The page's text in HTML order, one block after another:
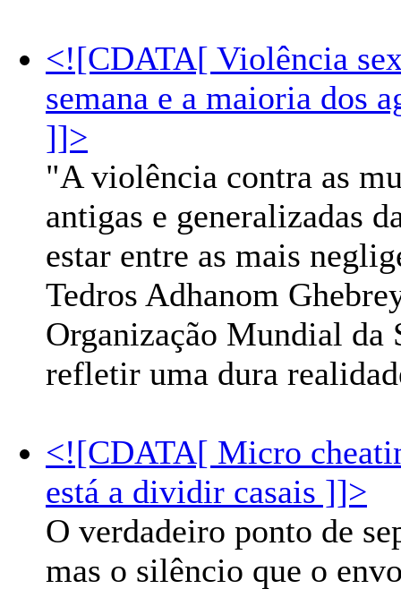
<![CDATA[ Violência
semana e a maioria dos
]]>
"A violência contra as
antigas e generalizadas
estar entre as mais
Tedros Adhanom
Organização Mundial da
refletir uma dura
<![CDATA[ Micro
está a dividir casais ]]>
O verdadeiro ponto de
mas o silêncio que o